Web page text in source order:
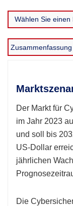
Der Markt für
im Jahr 2023
und soll bis
US-Dollar
jährlichen
Die